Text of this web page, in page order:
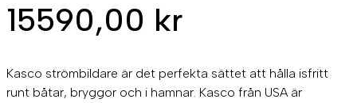
15590,00 kr
Kasco strömbildare är det perfekta sättet att hålla isfritt
runt båtar, bryggor och i hamnar. Kasco från USA är